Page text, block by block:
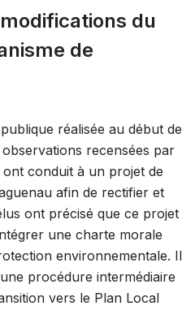
du
de
réalisée au début de
observations recensées par
conduit à un projet de
afin de rectifier et
ont précisé que ce projet
une charte morale
environnementale. Il
procédure intermédiaire
vers le Plan Local